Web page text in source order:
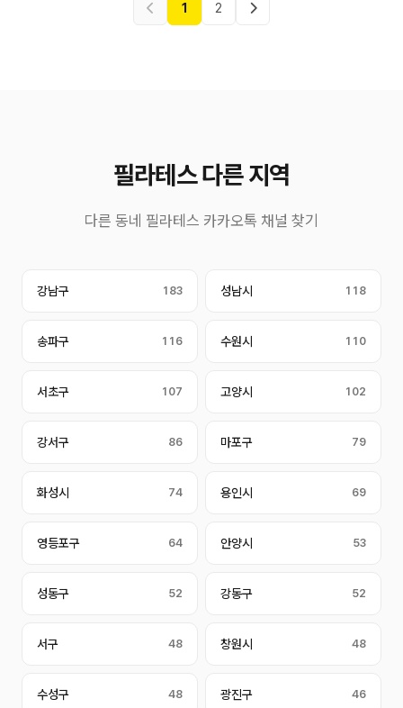
1 2
필라테스 다른 지역
다른 동네 필라테스 카카오톡 채널 찾기
강남구 183 성남시 118
송파구 116 수원시 110
서초구 107 고양시 102
강서구 86 마포구 79
화성시 74 용인시 69
영등포구 64 안양시 53
성동구 52 강동구 52
서구 48 창원시 48
수성구 48 광진구 46